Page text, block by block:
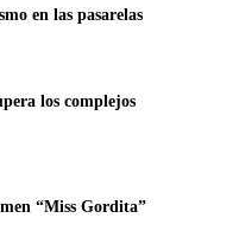
en las pasarelas
los complejos
“Miss Gordita”